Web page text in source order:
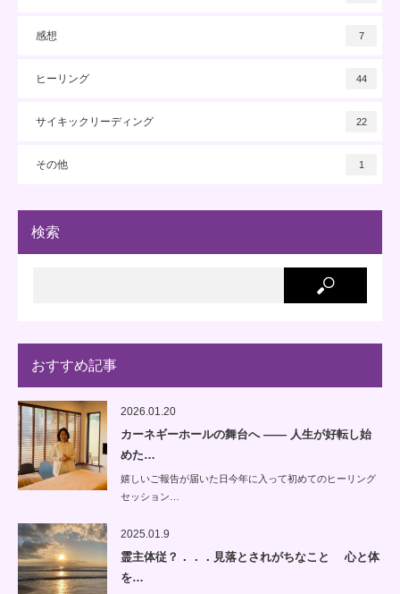
感想 7
ヒーリング 44
サイキックリーディング 22
その他 1
検索
おすすめ記事
2026.01.20
カーネギーホールの舞台へ —— 人生が好転し始
めた…
嬉しいご報告が届いた日今年に入って初めてのヒーリング
セッション…
2025.01.9
霊主体従？．．．見落とされがちなこと 心と体
を…